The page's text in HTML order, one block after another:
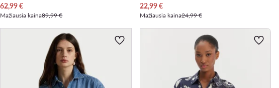
Dabartinė kaina
62,99€
Mažiausia kaina89,99 €
Dabartinė kaina
22,99€
Mažiausia kaina24,99 €